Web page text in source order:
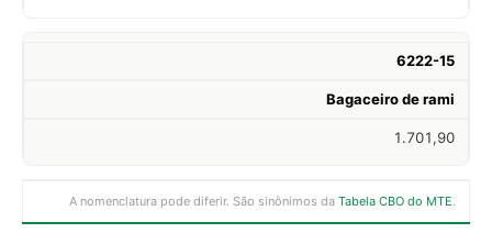
6222-15
Bagaceiro de rami
1.701,90
A nomenclatura pode diferir. São sinônimos da Tabela CBO do MTE.